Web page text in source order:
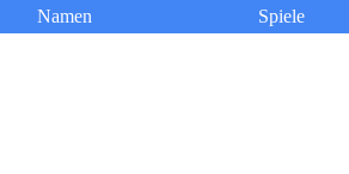
Namen Spiele